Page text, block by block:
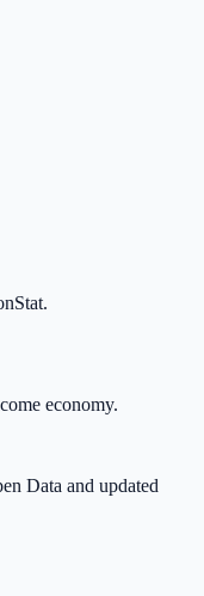
economy.
Data and updated